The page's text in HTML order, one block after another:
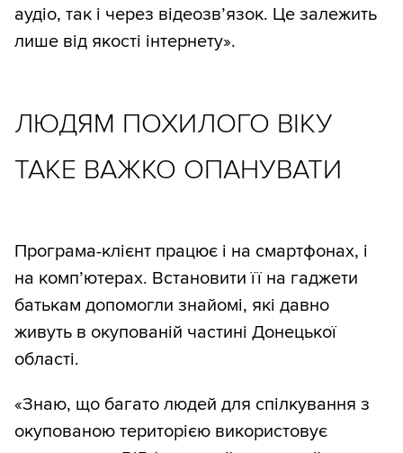
аудіо, так і через відеозв’язок. Це залежить
лише від якості інтернету».
ЛЮДЯМ ПОХИЛОГО ВІКУ
ТАКЕ ВАЖКО ОПАНУВАТИ
Програма-клієнт працює і на смартфонах, і
на комп’ютерах. Встановити її на гаджети
батькам допомогли знайомі, які давно
живуть в окупованій частині Донецької
області.
«Знаю, що багато людей для спілкування з
окупованою територією використовує